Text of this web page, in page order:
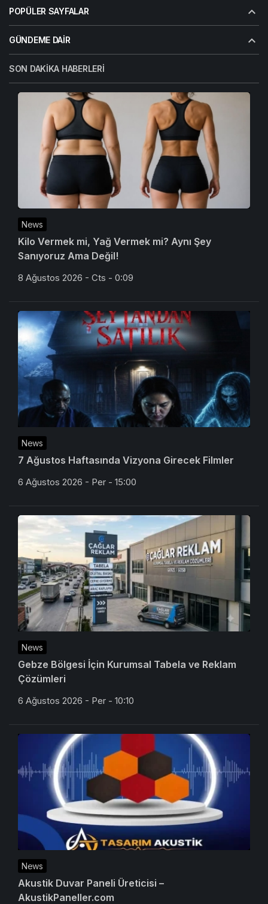
POPÜLER SAYFALAR
GÜNDEME DAIR
SON DAKIKA HABERLERI
News
Kilo Vermek mi, Yağ Vermek mi? Aynı Şey
Sanıyoruz Ama Değil!
8 Ağustos 2026 - Cts - 0:09
News
7 Ağustos Haftasında Vizyona Girecek Filmler
6 Ağustos 2026 - Per - 15:00
News
Gebze Bölgesi İçin Kurumsal Tabela ve Reklam
Çözümleri
6 Ağustos 2026 - Per - 10:10
News
Akustik Duvar Paneli Üreticisi –
AkustikPaneller.com